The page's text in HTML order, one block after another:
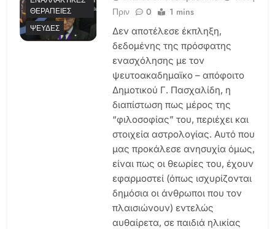
ΘΕΡΑΠΕΊΕΣ
ΨΕΥΔΈΣ
Πριν
0 1 mins
Δεν αποτέλεσε έκπληξη,
δεδομένης της πρόσφατης
ενασχόλησης με τον
ψευτοακαδημαϊκο – απόφοιτο
Δημοτικού Γ. Πασχαλίδη, η
διαπίστωση πως μέρος της
“φιλοσοφίας” του, περιέχει και
στοιχεία αστρολογίας. Αυτό που
μας προκάλεσε ανησυχία όμως,
είναι πως οι θεωρίες του, έχουν
εφαρμοστεί (όπως ισχυρίζονται
δημόσια οι άνθρωποι που τον
πλαισιώνουν) εντελώς
αυθαίρετα, σε παιδιά ηλικίας